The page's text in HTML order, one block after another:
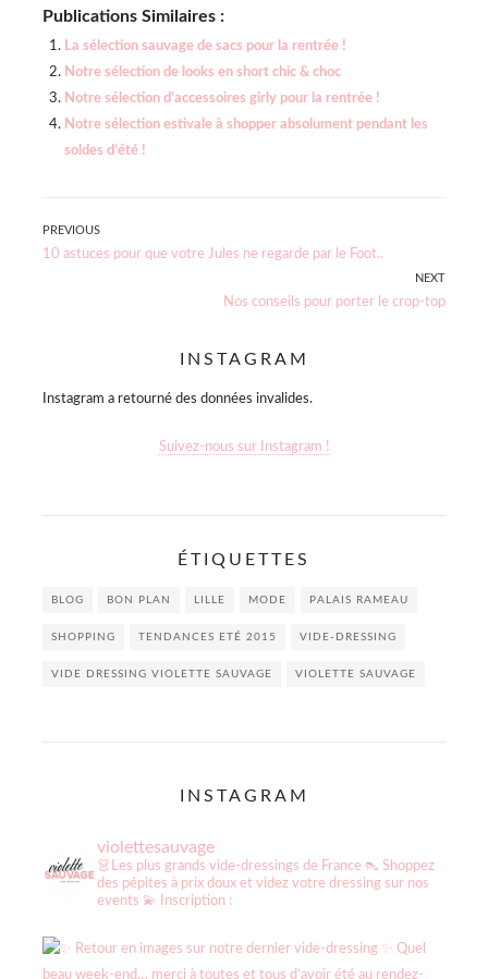
Publications Similaires :
La sélection sauvage de sacs pour la rentrée !
Notre sélection de looks en short chic & choc
Notre sélection d’accessoires girly pour la rentrée !
Notre sélection estivale à shopper absolument pendant les
soldes d’été !
Navigation
PREVIOUS
Previous
10 astuces pour que votre Jules ne regarde par le Foot..
NEXT
Next
Nos conseils pour porter le crop-top
INSTAGRAM
Instagram a retourné des données invalides.
Suivez-nous sur Instagram !
ÉTIQUETTES
BLOG BON PLAN LILLE MODE PALAIS RAMEAU
SHOPPING TENDANCES ETÉ 2015 VIDE-DRESSING
VIDE DRESSING VIOLETTE SAUVAGE VIOLETTE SAUVAGE
INSTAGRAM
violettesauvage
👗Les plus grands vide-dressings de France 👠 Shoppez
des pépites à prix doux et videz votre dressing sur nos
events 💫 Inscription :